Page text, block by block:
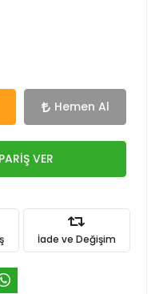
Hemen Al
VER
İade ve Değişim